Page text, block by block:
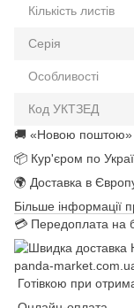
Кількість листів
Серія
Особливості
Код УКТЗЕД
🚚 «Новою поштою»
📦 Кур'єром по
🌍 Доставка в
Більше інформації
💳 Передоплата на
Готівкою при